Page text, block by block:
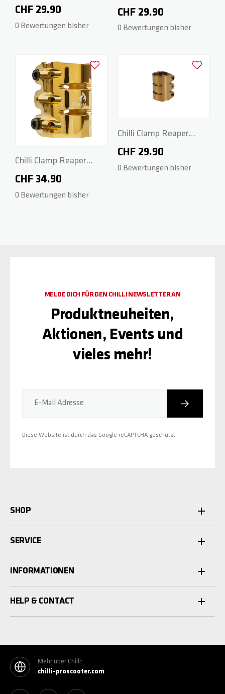
Series - 3-Bolt Spider
HIC - Blue
CHF 29.90
0 Bewertungen bisher
Series - 3-Bolt Spider
HIC - Black
CHF 29.90
0 Bewertungen bisher
Chilli Clamp Reaper
Series - 3-Bolt Spider
HIC - Gold
CHF 34.90
0 Bewertungen bisher
Zur Wunschliste hinzufügen
Chilli Clamp Reaper
Series - 3-Bolt Spider
HIC - Gold
CHF 29.90
0 Bewertungen bisher
Zur
E-Mail Adresse
Diese Website ist durch das Google reCAPTCHA geschützt
MELDE DICH FÜR DEN CHILLI NEWSLETTER AN
Produktneuheiten,
Aktionen, Events und
vieles mehr!
SHOP
SERVICE
INFORMATIONEN
HELP & CONTACT
Mehr über Chilli:
chilli-proscooter.com